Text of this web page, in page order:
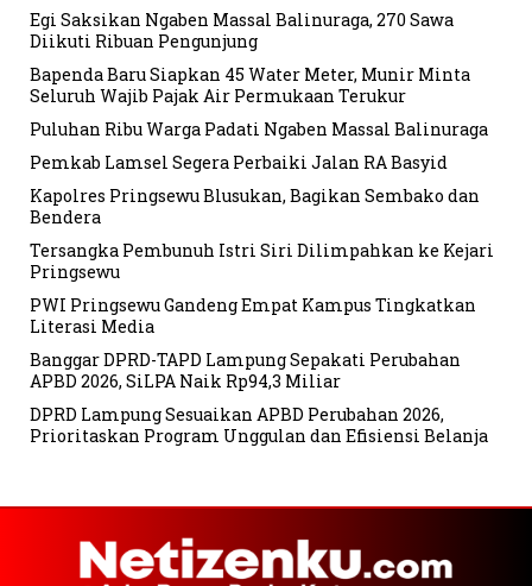
Egi Saksikan Ngaben Massal Balinuraga, 270 Sawa
Diikuti Ribuan Pengunjung
Bapenda Baru Siapkan 45 Water Meter, Munir Minta
Seluruh Wajib Pajak Air Permukaan Terukur
Puluhan Ribu Warga Padati Ngaben Massal Balinuraga
Pemkab Lamsel Segera Perbaiki Jalan RA Basyid
Kapolres Pringsewu Blusukan, Bagikan Sembako dan
Bendera
Tersangka Pembunuh Istri Siri Dilimpahkan ke Kejari
Pringsewu
PWI Pringsewu Gandeng Empat Kampus Tingkatkan
Literasi Media
Banggar DPRD-TAPD Lampung Sepakati Perubahan
APBD 2026, SiLPA Naik Rp94,3 Miliar
DPRD Lampung Sesuaikan APBD Perubahan 2026,
Prioritaskan Program Unggulan dan Efisiensi Belanja